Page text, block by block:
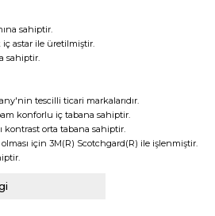
sahiptir.
iç astar ile üretilmiştir.
sahiptir.
tescilli ticari markalarıdır.
konforlu iç tabana sahiptir.
kontrast orta tabana sahiptir.
olması için 3M(R) Scotchgard(R) ile işlenmiştir.